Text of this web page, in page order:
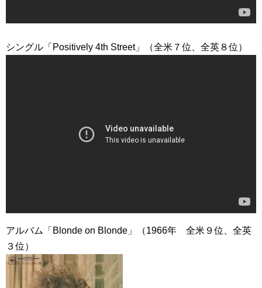
シングル「Positively 4th Street」（全米７位、全英８位）
アルバム「Blonde on Blonde」（1966年 全米９位、全英
３位）